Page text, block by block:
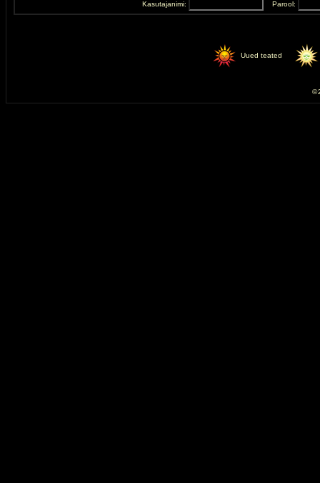
Kasutajanimi: Parool:
Uued teated
©